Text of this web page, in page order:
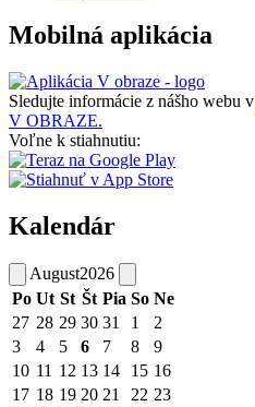
Mobilná aplikácia
Sledujte informácie z nášho webu v
V OBRAZE.
Voľne k stiahnutiu:
Kalendár
August2026
Po Ut St Št Pia So Ne
27 28 29 30 31 1
2
3
4 5 6 7 8
9
10 11 12 13 14 15 16
17 18 19 20 21 22 23